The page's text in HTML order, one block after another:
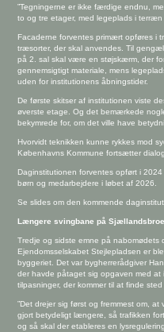
”Tegningerne er ikke færdige endnu,
to og tre etager, med legeplads i
Facaderne forventes primært opføres i
træsorter, der skal anvendes. Til
på 2. sal skal være en støjskærm, der
gennemsigtigt materiale, mens
uden for institutionens åbningstider.
De første skitser af institutionen viste
øverste etage. Og det bemærkede
bekymrede for, om det ville have
Hvorvidt teknikken kunne rykkes mod
Københavns Kommune fortsætter
Daginstitutionen forventes opført i
børn og medarbejdere i løbet af 2026.
Se slides om den kommende
Længere svingbane på
Tredje og sidste emne på nabomødets
Ejendomsselskabet Stejlepladsen er
byggeriet. Det var bygherrerådgiver
der havde påtaget sig opgaven med at
tilpasninger, der kommer til at finde
”Det drejer sig først og fremmest om,
gjort betydeligt længere, så trafikken
og så skal der etableres en